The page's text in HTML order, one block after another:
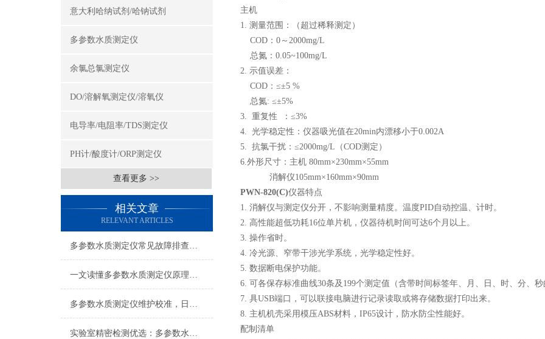
意大利哈纳试剂/哈钠试剂
多参数水质测定仪
余氯总氯测定仪
DO/溶解氧测定仪/溶氧仪
电导率/电阻率/TDS测定仪
PH计/酸度计/ORP测定仪
查看更多 >>
相关文章
RELEVANT ARTICLES
多参数水质测定仪常见故障排查：数值漂移、校准失败、光源老化，一步步教你快速定位并解决日常使用痛点
一文读懂多参数水质测定仪原理：COD、氨氮、总磷同步检测技术解析
多参数水质测定仪维护校准，日常清洁光路校准耗材更换故障排查方法
实验室精密检测优选：多参数水质测定仪简化流程提升检测效率
主机
1. 测量范围：（超过稀释测定）
COD：0～2000mg/L
总氮：0.05~100mg/L
2. 示值误差：
COD：≤±5 %
总氮: ≤±5%
3. 重复性 ：≤3%
4. 光学稳定性：仪器吸光值在20min内漂移小于0.002A
5. 抗氯干扰：≤2000mg/L（COD测定）
6.外形尺寸：主机 80mm×230mm×55mm
消解仪105mm×160mm×90mm
PWN-820(C)仪器特点
1. 消解仪与测定仪分开，不影响测量精度。温度PID自动控温、计时。
2. 高性能超低功耗16位单片机，仪器待机时间可达6个月以上。
3. 操作省时。
4. 冷光源、窄带干涉光学系统，光学稳定性好。
5. 数据断电保护功能。
6. 可各保存标准曲线30条及199个测定值（含带时间标签年、月、日、时、分、秒
7. 具USB端口，可以联接电脑进行记录读取或将存储数据打印出来。
8. 主机机壳采用模压ABS材料，IP65设计，防水防尘性能好。
配制清单